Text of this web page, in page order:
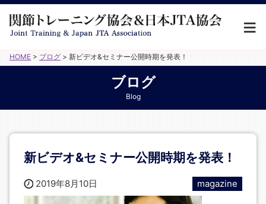
HOME > ブログ > 新ビデオ&セミナー公開時期を発表！
ブログ
Blog
新ビデオ&セミナー公開時期を発表！
2019年8月10日 magazine